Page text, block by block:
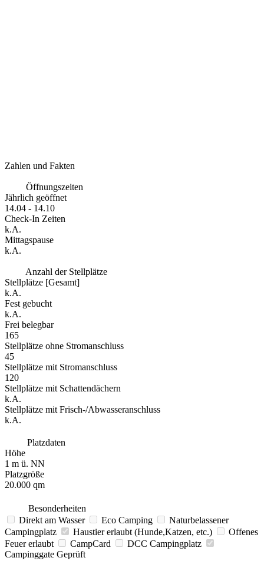
Zahlen und Fakten
Öffnungszeiten
Jährlich geöffnet
14.04 - 14.10
Check-In Zeiten
k.A.
Mittagspause
k.A.
Anzahl der Stellplätze
Stellplätze [Gesamt]
k.A.
Fest gebucht
k.A.
Frei belegbar
165
Stellplätze ohne Stromanschluss
45
Stellplätze mit Stromanschluss
120
Stellplätze mit Schattendächern
k.A.
Stellplätze mit Frisch-/Abwasseranschluss
k.A.
Platzdaten
Höhe
1 m ü. NN
Platzgröße
20.000 qm
Besonderheiten
Direkt am Wasser
Eco Camping
Naturbelassener
Campingplatz
Haustier erlaubt (Hunde,Katzen, etc.)
Offenes
Feuer erlaubt
CampCard
DCC Campingplatz
Campinggate Geprüft